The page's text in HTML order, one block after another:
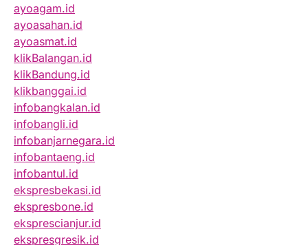
ayoagam.id
ayoasahan.id
ayoasmat.id
klikBalangan.id
klikBandung.id
klikbanggai.id
infobangkalan.id
infobangli.id
infobanjarnegara.id
infobantaeng.id
infobantul.id
ekspresbekasi.id
ekspresbone.id
eksprescianjur.id
ekspresgresik.id